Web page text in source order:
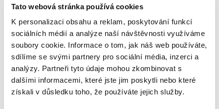
Tato webová stránka používá cookies
K personalizaci obsahu a reklam, poskytování funkcí
sociálních médií a analýze naší návštěvnosti využíváme
soubory cookie. Informace o tom, jak náš web používáte,
sdílíme se svými partnery pro sociální média, inzerci a
analýzy. Partneři tyto údaje mohou zkombinovat s
dalšími informacemi, které jste jim poskytli nebo které
získali v důsledku toho, že používáte jejich služby.